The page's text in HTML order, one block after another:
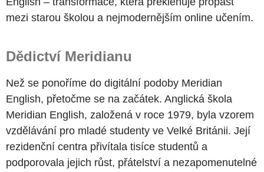
mezi starou školou a nejmodernějším online učením.
Dědictví Meridianu
Než se ponoříme do digitální podoby Meridian
English, přetočme se na začátek. Anglická škola
Meridian English, založená v roce 1979, byla vzorem
vzdělávání pro mladé studenty ve Velké Británii. Její
rezidenční centra přivítala tisíce studentů a
podporovala jejich růst, přátelství a nezapomenutelné